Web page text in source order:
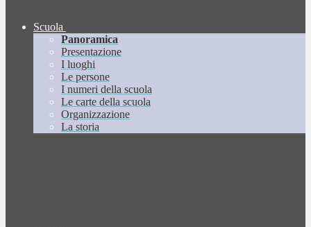
Scuola
Panoramica
Presentazione
I luoghi
Le persone
I numeri della scuola
Le carte della scuola
Organizzazione
La storia